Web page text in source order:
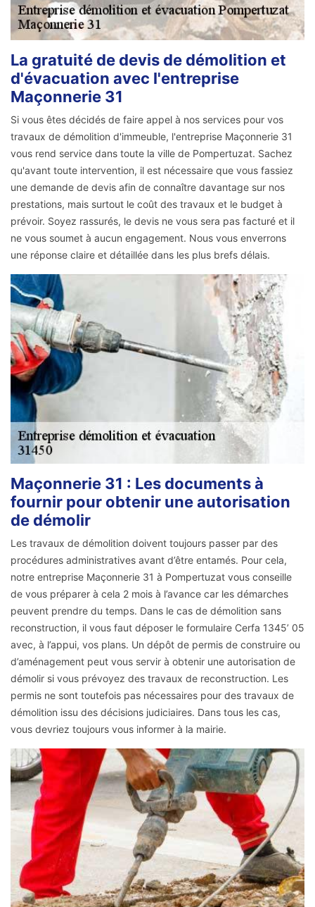
La gratuité de devis de démolition et
d'évacuation avec l'entreprise
Maçonnerie 31
Si vous êtes décidés de faire appel à nos services pour vos
travaux de démolition d'immeuble, l'entreprise Maçonnerie 31
vous rend service dans toute la ville de Pompertuzat. Sachez
qu'avant toute intervention, il est nécessaire que vous fassiez
une demande de devis afin de connaître davantage sur nos
prestations, mais surtout le coût des travaux et le budget à
prévoir. Soyez rassurés, le devis ne vous sera pas facturé et il
ne vous soumet à aucun engagement. Nous vous enverrons
une réponse claire et détaillée dans les plus brefs délais.
Maçonnerie 31 : Les documents à
fournir pour obtenir une autorisation
de démolir
Les travaux de démolition doivent toujours passer par des
procédures administratives avant d’être entamés. Pour cela,
notre entreprise Maçonnerie 31 à Pompertuzat vous conseille
de vous préparer à cela 2 mois à l’avance car les démarches
peuvent prendre du temps. Dans le cas de démolition sans
reconstruction, il vous faut déposer le formulaire Cerfa 1345’ 05
avec, à l’appui, vos plans. Un dépôt de permis de construire ou
d’aménagement peut vous servir à obtenir une autorisation de
démolir si vous prévoyez des travaux de reconstruction. Les
permis ne sont toutefois pas nécessaires pour des travaux de
démolition issu des décisions judiciaires. Dans tous les cas,
vous devriez toujours vous informer à la mairie.